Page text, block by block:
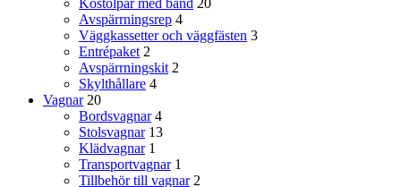
Köstolpar med band 20
Avspärrningsrep 4
Väggkassetter och väggfästen 3
Entrépaket 2
Avspärrningskit 2
Skylthållare 4
Vagnar 20
Bordsvagnar 4
Stolsvagnar 13
Klädvagnar 1
Transportvagnar 1
Tillbehör till vagnar 2